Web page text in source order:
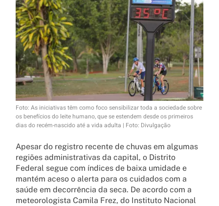
Foto: As iniciativas têm como foco sensibilizar toda a sociedade sobre
os benefícios do leite humano, que se estendem desde os primeiros
dias do recém-nascido até a vida adulta | Foto: Divulgação
Apesar do registro recente de chuvas em algumas
regiões administrativas da capital, o Distrito
Federal segue com índices de baixa umidade e
mantém aceso o alerta para os cuidados com a
saúde em decorrência da seca. De acordo com a
meteorologista Camila Frez, do Instituto Nacional